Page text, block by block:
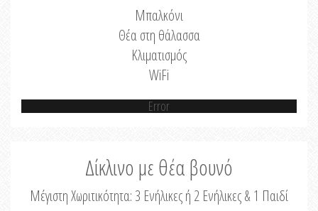
Μπαλκόνι
Θέα στη θάλασσα
Κλιματισμός
WiFi
Error
Δίκλινο με θέα βουνό
Μέγιστη Χωριτικότητα: 3 Ενήλικες ή 2 Ενήλικες & 1 Παιδί